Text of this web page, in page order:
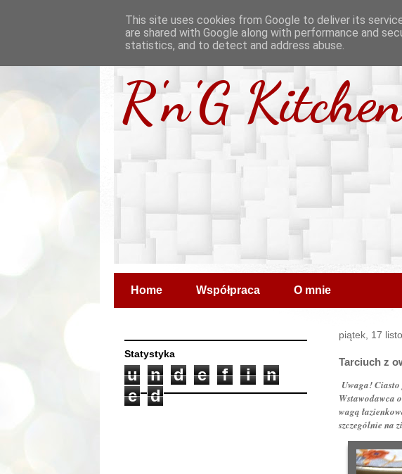
R'n'G
Home Współpraca O mnie
piątek, 17
Tarciuch z
Uwaga! Ciasto
Wstawodawca
wagą
szczególnie na
Statystyka
u n d e f i
n
e
d
This site uses cookies from Google to deliver its
are shared with Google along with performance and
statistics, and to detect and address abuse.